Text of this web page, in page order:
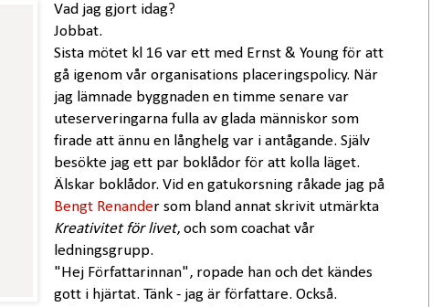
Vad jag gjort idag?
Jobbat.
Sista mötet kl 16 var ett med Ernst & Young för att
gå igenom vår organisations placeringspolicy. När
jag lämnade byggnaden en timme senare var
uteserveringarna fulla av glada människor som
firade att ännu en långhelg var i antågande. Själv
besökte jag ett par boklådor för att kolla läget.
Älskar boklådor. Vid en gatukorsning råkade jag på
Bengt Renander som bland annat skrivit utmärkta
Kreativitet för livet, och som coachat vår
ledningsgrupp.
"Hej Författarinnan", ropade han och det kändes
gott i hjärtat. Tänk - jag är författare. Också.